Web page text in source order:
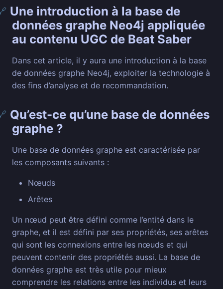
Une introduction à la base de
données graphe Neo4j appliquée
au contenu UGC de Beat Saber
Dans cet article, il y aura une introduction à la base
de données graphe Neo4j, exploiter la technologie à
des fins d’analyse et de recommandation.
Qu’est-ce qu’une base de données
graphe ?
Une base de données graphe est caractérisée par
les composants suivants :
Nœuds
Arêtes
Un nœud peut être défini comme l’entité dans le
graphe, et il est défini par ses propriétés, ses arêtes
qui sont les connexions entre les nœuds et qui
peuvent contenir des propriétés aussi. La base de
données graphe est très utile pour mieux
comprendre les relations entre les individus et leurs